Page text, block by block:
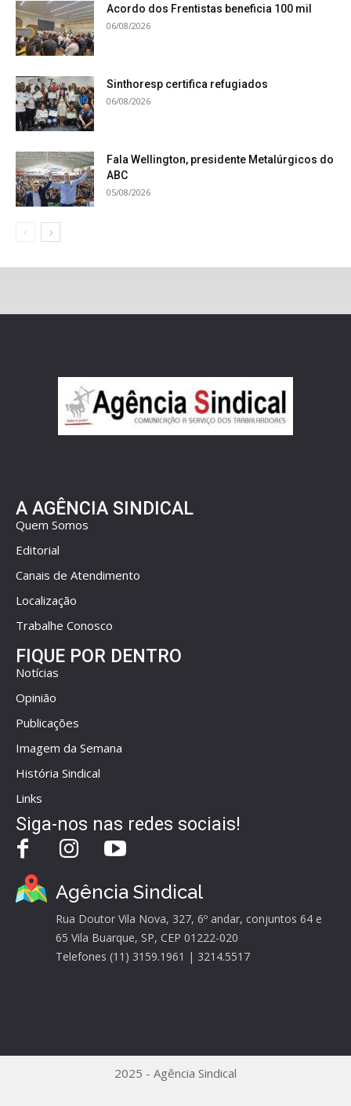
Acordo dos Frentistas beneficia 100 mil
06/08/2026
Sinthoresp certifica refugiados
06/08/2026
Fala Wellington, presidente Metalúrgicos do
ABC
05/08/2026
A AGÊNCIA SINDICAL
Quem Somos
Editorial
Canais de Atendimento
Localização
Trabalhe Conosco
FIQUE POR DENTRO
Notícias
Opinião
Publicações
Imagem da Semana
História Sindical
Links
Siga-nos nas redes sociais!
Agência Sindical
Rua Doutor Vila Nova, 327, 6º andar, conjuntos 64 e
65 Vila Buarque, SP, CEP 01222-020
Telefones (11) 3159.1961 | 3214.5517
2025 - Agência Sindical